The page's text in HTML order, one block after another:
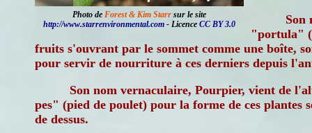
Photo de Forest & Kim Starr sur le site
http://www.starrenvironmental.com - Licence CC BY 3.0
Son
"portula"
fruits s'ouvrant par le sommet comme une boîte,
pour servir de nourriture à ces derniers depuis
Son nom vernaculaire, Pourpier, vient de
pes" (pied de poulet) pour la forme de ces plantes
de dessus.